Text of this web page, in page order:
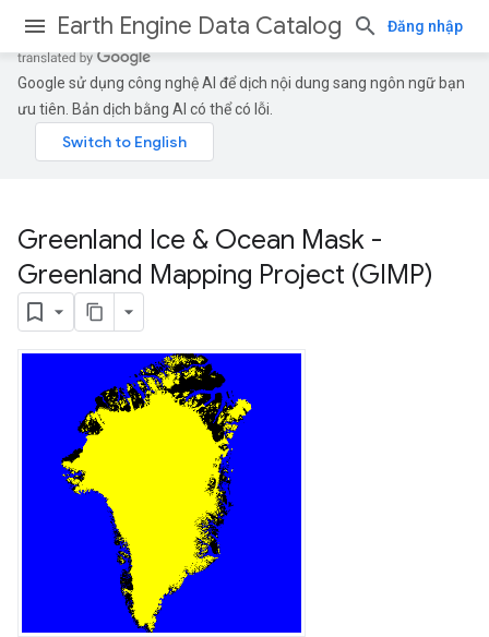
Earth Engine Data Catalog Đăng nhập
Google sử dụng công nghệ AI để dịch nội dung sang ngôn ngữ bạn
ưu tiên. Bản dịch bằng AI có thể có lỗi.
Greenland Ice & Ocean Mask -
Greenland Mapping Project (GIMP)